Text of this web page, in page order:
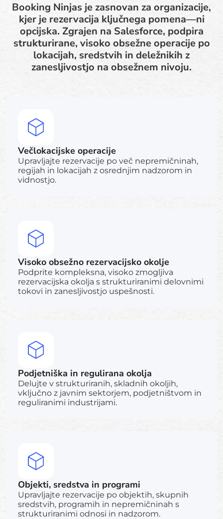
Booking Ninjas je zasnovan za organizacije,
kjer je rezervacija ključnega pomena—ni
opcijska. Zgrajen na Salesforce, podpira
strukturirane, visoko obsežne operacije po
lokacijah, sredstvih in deležnikih z
zanesljivostjo na obsežnem nivoju.
Večlokacijske operacije
Upravljajte rezervacije po več nepremičninah,
regijah in lokacijah z osrednjim nadzorom in
vidnostjo.
Visoko obsežno rezervacijsko okolje
Podprite kompleksna, visoko zmogljiva
rezervacijska okolja s strukturiranimi delovnimi
tokovi in zanesljivostjo uspešnosti.
Podjetniška in regulirana okolja
Delujte v strukturiranih, skladnih okoljih,
vključno z javnim sektorjem, podjetništvom in
reguliranimi industrijami.
Objekti, sredstva in programi
Upravljajte rezervacije po objektih, skupnih
sredstvih, programih in nepremičninah s
strukturiranimi odnosi in nadzorom.